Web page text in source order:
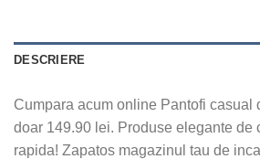
DESCRIERE
Cumpara acum online Pantofi casual
doar 149.90 lei. Produse elegante de
rapida! Zapatos magazinul tau de